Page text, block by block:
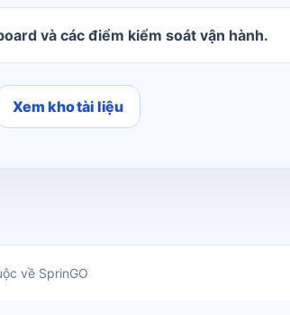
và các điểm kiểm soát vận hành.
Xem kho tài liệu
về SprinGO